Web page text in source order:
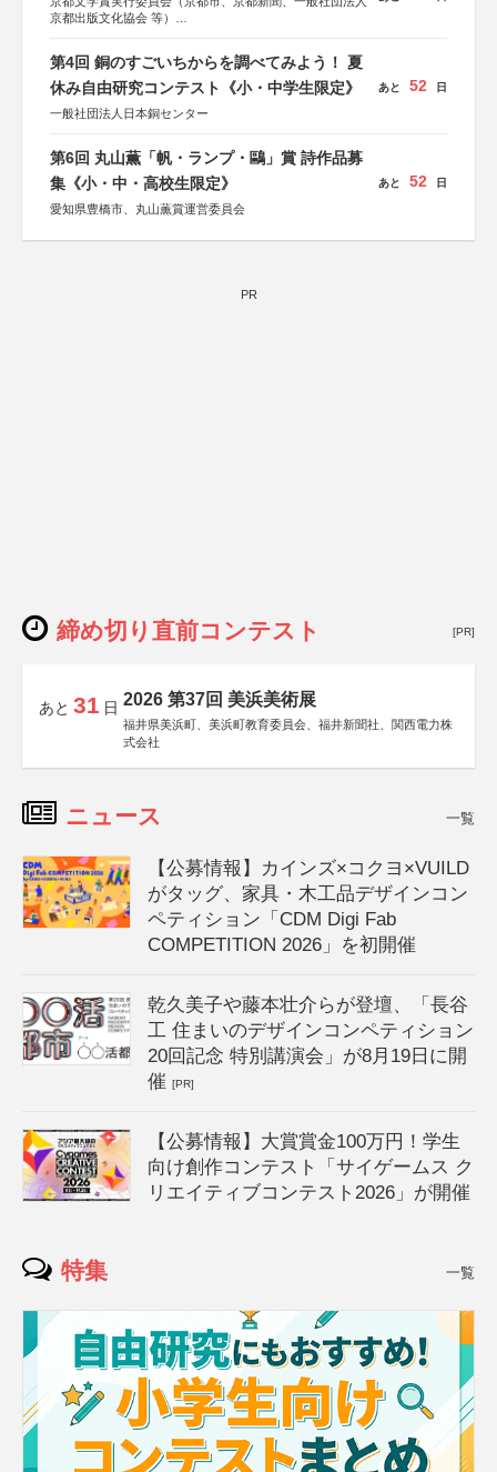
京都出版文化協会 等）
KADOKAWA、河出書房新社、幻冬舎、講談社、光文社、
集英社、小学館、祥伝社、新潮社、淡交社、ちいさいミシ
マ社、徳間書店、早川書房、PHP研究所、双葉社、文藝春
第4回 銅のすごいちからを調べてみよう！ 夏
休み自由研究コンテスト《小・中学生限定》
一般社団法人日本銅センター
あと 52 日
第6回 丸山薫「帆・ランプ・鷗」賞 詩作品募
集《小・中・高校生限定》
愛知県豊橋市、丸山薫賞運営委員会
あと 52 日
PR
締め切り直前コンテスト [PR]
あと 31 日 2026 第37回 美浜美術展
福井県美浜町、美浜町教育委員会、福井新聞社、関西電力株
式会社
ニュース 一覧
【公募情報】カインズ×コクヨ×VUILD
がタッグ、家具・木工品デザインコン
ペティション「CDM Digi Fab
COMPETITION 2026」を初開催
乾久美子や藤本壮介らが登壇、「長谷
工 住まいのデザインコンペティション
20回記念 特別講演会」が8月19日に開
催[PR]
【公募情報】大賞賞金100万円！学生
向け創作コンテスト「サイゲームス ク
リエイティブコンテスト2026」が開催
特集 一覧